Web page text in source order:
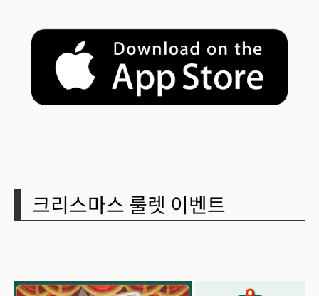
크리스마스 룰렛 이벤트